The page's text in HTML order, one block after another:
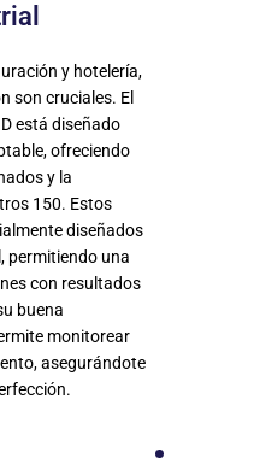
y hotelería,
son cruciales. El
está diseñado
ofreciendo
y la
150. Estos
diseñados
permitiendo una
con resultados
buena
monitorear
asegurándote